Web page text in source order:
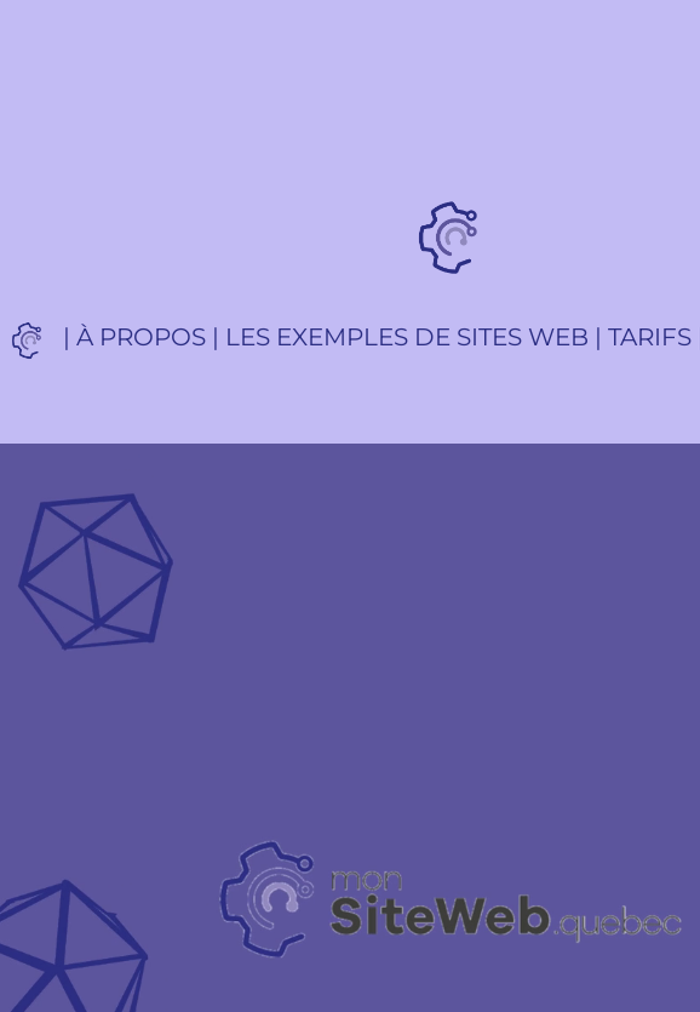
| À PROPOS | LES EXEMPLES DE SITES WEB | TARIFS